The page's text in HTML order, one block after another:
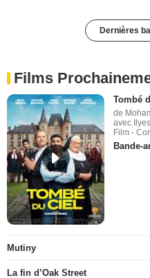
Dernières
Films
Tombé
de
avec
Film -
Bande-
Mutiny
La fin d’Oak Street